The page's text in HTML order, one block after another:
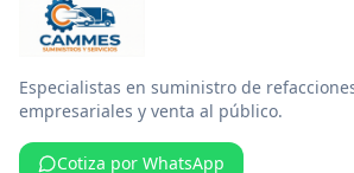
Especialistas en suministro de
empresariales y venta al público.
Cotiza por WhatsApp